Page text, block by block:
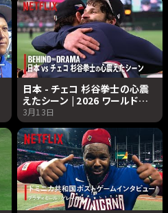
日本 - チェコ 杉谷拳士の心震
えたシーン | 2026 ワールドベ
ースボールクラシック |
Netflix Japan
3月13日